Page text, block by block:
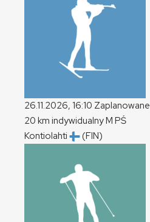
26.11.2026, 16:10 Zaplanowane
20 km indywidualnyM PŚ
Kontiolahti
(FIN)